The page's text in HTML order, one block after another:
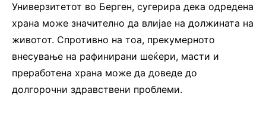
Универзитетот во Берген, сугерира дека одредена
храна може значително да влијае на должината на
животот. Спротивно на тоа, прекумерното
внесување на рафинирани шеќери, масти и
преработена храна може да доведе до
долгорочни здравствени проблеми.